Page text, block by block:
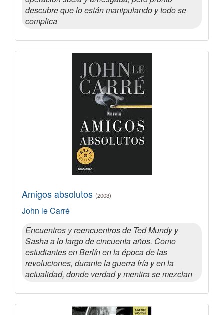
descubre que lo están manipulando y todo se
complica
Amigos absolutos (2003)
John le Carré
Encuentros y reencuentros de Ted Mundy y
Sasha a lo largo de cincuenta años. Como
estudiantes en Berlín en la época de las
revoluciones, durante la guerra fría y en la
actualidad, donde verdad y mentira se mezclan